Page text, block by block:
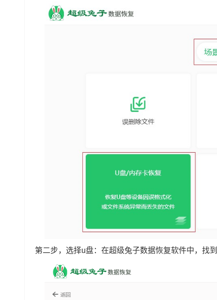
第二步，选择u盘：在超级兔子数据恢复软件中，找